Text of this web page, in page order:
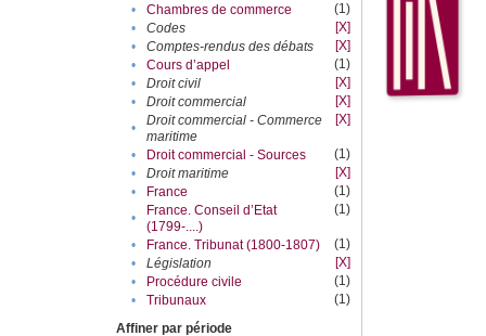
•
Chambres de commerce
(1)
•
Codes
[X]
•
Comptes-rendus des débats
[X]
•
Cours d’appel
(1)
•
Droit civil
[X]
•
Droit commercial
[X]
•
Droit commercial - Commerce
maritime
[X]
• Droit commercial - Sources
(1)
•
Droit maritime
[X]
•
France
(1)
•
France. Conseil d’Etat
(1799-....)
(1)
• France. Tribunat (1800-1807)
(1)
•
Législation
[X]
•
Procédure civile
(1)
•
Tribunaux
(1)
Affiner par période